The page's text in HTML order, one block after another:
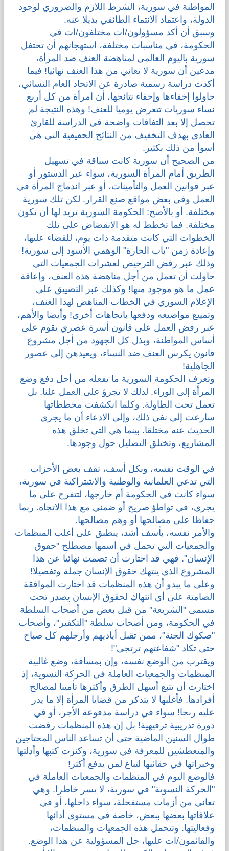
المواطنة في سورية، الشرط اللازم والضروري لوجود
الدولة، واعتماد الانتماء الطائفي بديلا عنه.
وسبق أن أكد مسؤولون/ات مختلفون/ات في
الحكومة، في مناسبات مختلفة، استهجانهم أن تحتفل
سورية باليوم العالمي لمناهضة العنف ضد المرأة،
مدعين أن سورية لا تعاني من هذا العنف نهائيا! فيما
أكدت دراسة رسمية صادرة عن الاتحاد العام النسائي،
حاولوا إخفاءها وإخفاء نتائجها، أن امرأة من كل أربع
نساء سوريات تتعرض يوميا للعنف! وهذه النتيجة لم
تحصل إلا بعد التفافات واضحة في الدراسة للقارئ
العادي بهدف التخفيف من النتائج الحقيقية التي هي
أسوأ من ذلك بكثير.
من الصحيح أن سورية كانت سباقة في تسهيل
الطريق أمام المرأة السورية، سواء عبر الدستور أو
عبر قوانين العمل والتأمينات، أو عبر اندماج المرأة في
العمل وفي بعض مواقع صنع القرار. لكن تلك سورية
مختلفة. أو بالأصح: الحكومة السورية تريد لها أن تكون
مختلفة. فما تخطط له هو الانقضاض على تلك
الخطوات التي كانت متقدمة ذات يوم، للقضاء عليها،
وإعادة زمن "باب الحارة" الوهمي الأسود إلى سورية!
وذلك عبر رفض الترخيص لعشرات الجمعيات التي
حاولت أن تعمل من أجل مناهضة هذه العنف، وإعاقة
عمل ما هو موجود منها! وكذلك عبر التضييق على
الإعلام السوري في الخطاب المناهض لهذا العنف،
وتمييع مواضيعه ودفعها باتجاهات أخرى! وأيضا والأهم،
عبر رفض العمل على قانون أسرة عصري يقوم على
أساس المواطنة، وبذل كل الجهود من أجل مشروع
قانون يكرس العنف ضد النساء، ويعيدهن إلى عصور
الجاهلية!
وتعرف الحكومة السورية ما تفعله من أجل دفع وضع
المرأة إلى الوراء. لذلك لا تجرؤ على العمل علنا. بل
تعمل تحت الطاولة. وكلما انكشفت مخططاتها
سارعت إلى نفي ذلك، وإلى الادعاء أن ما يجري
الحديث عنه مختلقا. بينما هي التي تخلق هذه
المشاريع، وتختلق التضليل حول وجودها.
في الوقت نفسه، وبكل أسف، تقف بعض الأحزاب
التي تدعي العلمانية والوطنية والاشتراكية في سورية،
سواء كانت في الحكومة أم خارجها، لتتفرج على ما
يجري، في تواطؤ صريح أو ضمني مع هذا الاتجاه. ربما
حفاظا على مصالحها أو وهم مصالحها.
والأمر نفسه، بأسف أشد، ينطبق على أغلب المنظمات
والجمعيات التي تحمل في اسمها مصطلح "حقوق
الإنسان". فهي قد اختارت أن تصمت نهائيا عن هذا
المشروع الذي ينتهك حقوق الإنسان جملة وتفصيلا!
وعلى ما يبدو أن هذه المنظمات قد اختارت الموافقة
الصامتة على أي انتهاك لحقوق الإنسان يصدر تحت
مسمى "الشريعة" من قبل بعض من أصحاب السلطة
في الحكومة، ومن أصحاب سلطة "التكفير"، وأصحاب
"صكوك الجنة"، ممن تقبل أياديهم وأرجلهم كل صباح
حتى تكاد "شفاعتهم ترتجى"!
ويقترب من الوضع نفسه، وإن بمسافة، وضع غالبية
المنظمات والجمعيات العاملة في الحركة النسوية، إذ
اختارت أن تتبع أسهل الطرق وأكثرها تأمينا لمصالح
أفرادها. فأغلبها لا يتذكر من قضايا المرأة إلا ما يدر
عليه ربحا! سواء في دراسة مدفوعة الأجر، أو في
دورة تدريبية ترفيهية! بل إن هذه المنظمات رفضت
طوال السنين الماضية حتى أن تساعد الناس المحتاجين
والمتعطشين للمعرفة في سورية، وكنزت كتبها وأدلتها
وخبراتها في حقائبها لتباع لمن يدفع أكثر!
فالوضع اليوم في المنظمات والجمعيات العاملة في
"الحركة النسوية" في سورية، لا يسر خاطرا. وهي
تعاني من أزمات مستفحلة، سواء داخلها، أو في
علاقاتها بعضها ببعض، خاصة في مستوى أدائها
وفعاليتها. وتتحمل هذه الجمعيات والمنظمات،
والقائمون/ات عليها، جل المسؤولية عن هذا الوضع.